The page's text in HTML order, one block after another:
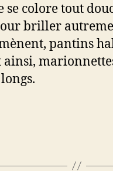
colore tout
briller
pantins